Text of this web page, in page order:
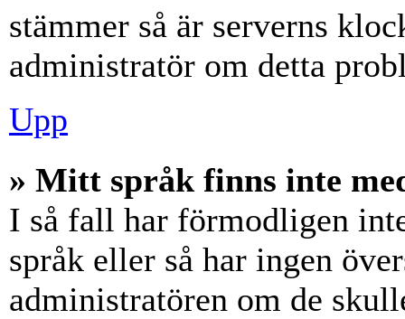
stämmer så är serverns
administratör om detta
Upp
» Mitt språk finns inte
I så fall har förmodligen
språk eller så har ingen
administratören om de